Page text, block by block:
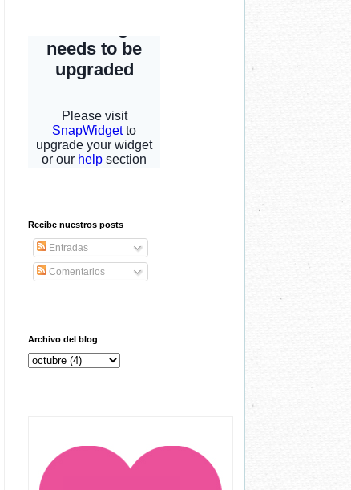
Recibe nuestros posts
Entradas
Comentarios
Archivo del blog